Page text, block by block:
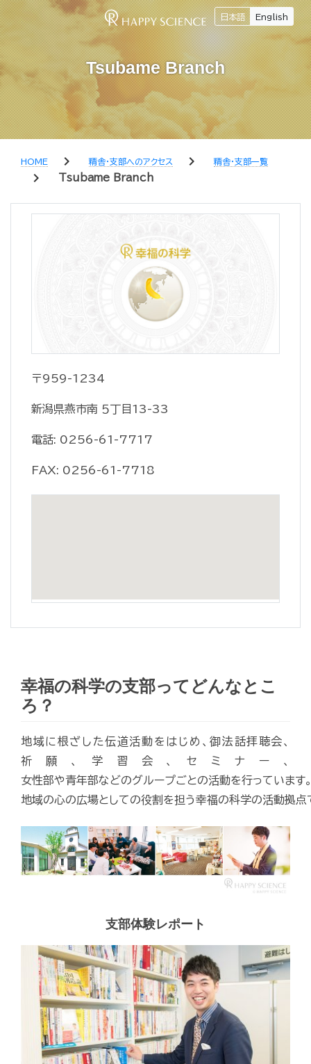
日本語 English
Tsubame Branch
HOME chevron_right 精舎・支部へのアクセス chevron_right 精舎・支部一覧
chevron_right Tsubame Branch
〒959-1234
新潟県燕市南 ５丁目13-33
電話: 0256-61-7717
FAX: 0256-61-7718
幸福の科学の支部ってどんなとこ
ろ？
地域に根ざした伝道活動をはじめ、御法話拝聴会、
祈願、学習会、セミナー、
女性部や青年部などのグループごとの活動を行っています
地域の心の広場としての役割を担う幸福の科学の活動拠点
支部体験レポート